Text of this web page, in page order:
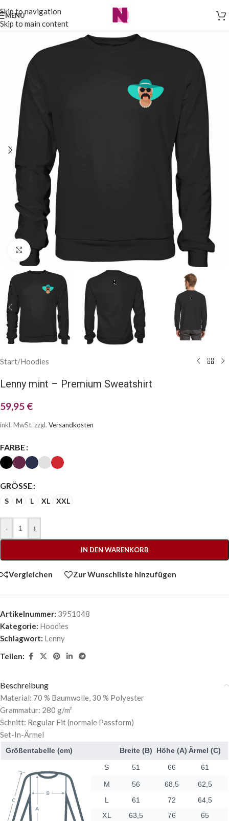
Skip to navigation
Skip to main content
MENÜ
Klick zum Vergrößern
Start/Hoodies
Lenny mint – Premium Sweatshirt
59,95 €
inkl. MwSt. zzgl. Versandkosten
FARBE
GRÖSSE
S M L XL XXL
- +
IN DEN WARENKORB
Vergleichen Zur Wunschliste hinzufügen
Artikelnummer: 3951048
Kategorie: Hoodies
Schlagwort: Lenny
Teilen:
Beschreibung
Material: 70 % Baumwolle, 30 % Polyester
Grammatur: 280 g/m²
Schnitt: Regular Fit (normale Passform)
Set-In-Ärmel